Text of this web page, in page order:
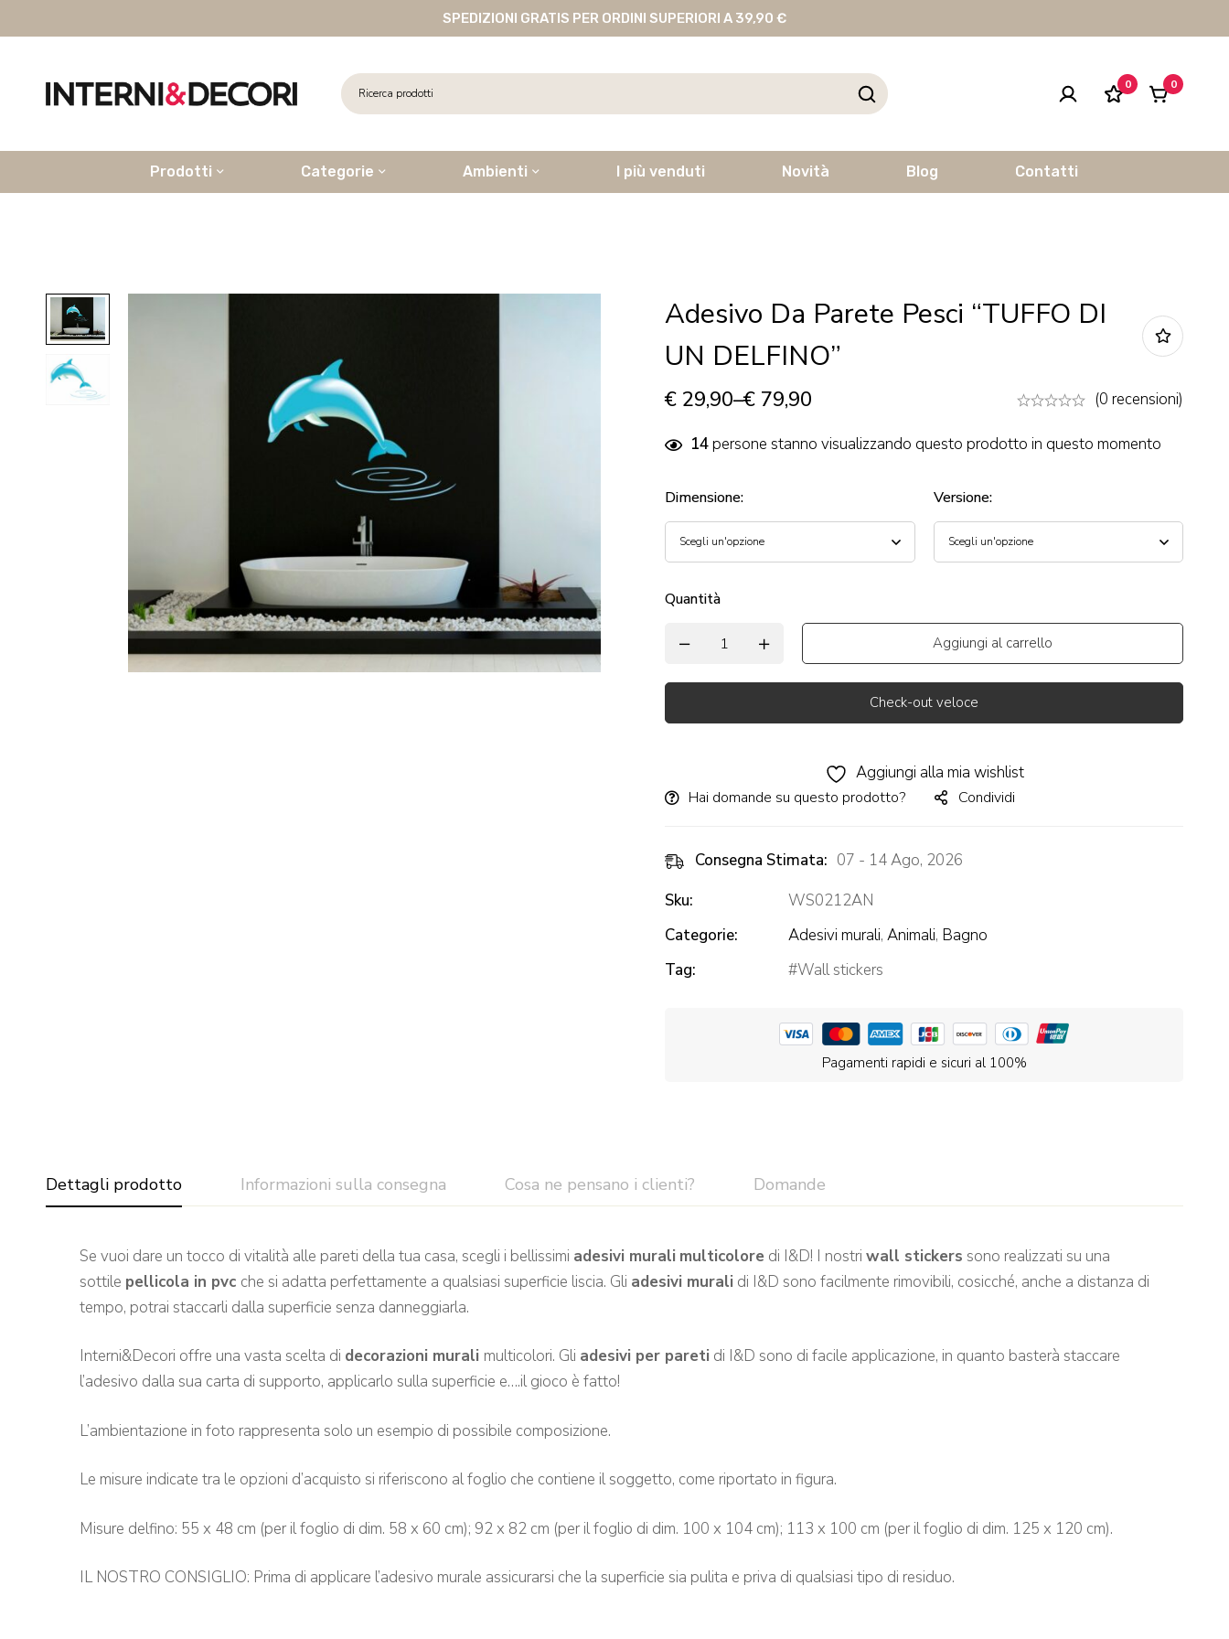
SPEDIZIONI GRATIS PER ORDINI SUPERIORI A 39,90 €
0 0
Prodotti Categorie Ambienti I più venduti Novità Blog Contatti
Adesivo Da Parete Pesci “TUFFO DI
UN DELFINO”
€ 29,90–€ 79,90 (0 recensioni)
14persone stanno visualizzando questo prodotto in questo momento
Dimensione: Versione:
Quantità
Aggiungi al carrello
Check-out veloce
Aggiungi alla mia wishlist
Hai domande su questo prodotto? Condividi
Consegna Stimata: 07 - 14 Ago, 2026
Sku:
WS0212AN
Categorie:
Adesivi murali, Animali, Bagno
Tag:
Wall stickers
Pagamenti rapidi e sicuri al 100%
Dettagli prodotto Informazioni sulla consegna Cosa ne pensano i clienti? Domande
Se vuoi dare un tocco di vitalità alle pareti della tua casa, scegli i bellissimi adesivi murali multicolore di I&D! I nostri wall stickers sono realizzati su una
sottile pellicola in pvc che si adatta perfettamente a qualsiasi superficie liscia. Gli adesivi murali di I&D sono facilmente rimovibili, cosicché, anche a distanza di
tempo, potrai staccarli dalla superficie senza danneggiarla.
Interni&Decori offre una vasta scelta di decorazioni murali multicolori. Gli adesivi per pareti di I&D sono di facile applicazione, in quanto basterà staccare
l’adesivo dalla sua carta di supporto, applicarlo sulla superficie e….il gioco è fatto!
L’ambientazione in foto rappresenta solo un esempio di possibile composizione.
Le misure indicate tra le opzioni d’acquisto si riferiscono al foglio che contiene il soggetto, come riportato in figura.
Misure delfino: 55 x 48 cm (per il foglio di dim. 58 x 60 cm); 92 x 82 cm (per il foglio di dim. 100 x 104 cm); 113 x 100 cm (per il foglio di dim. 125 x 120 cm).
IL NOSTRO CONSIGLIO: Prima di applicare l’adesivo murale assicurarsi che la superficie sia pulita e priva di qualsiasi tipo di residuo.